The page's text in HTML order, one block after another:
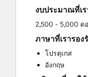
งบประมาณที่เ
2,500 - 5,000 ด
ภาษาที่เรารอง
โปรตุเกส
อังกฤษ